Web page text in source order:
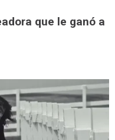
que le ganó a